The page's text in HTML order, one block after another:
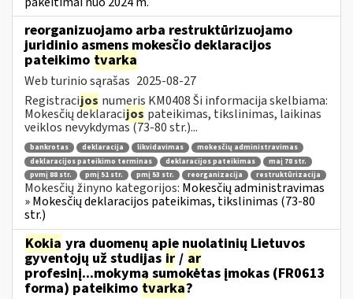
reorganizuojamo arba restruktūrizuojamo
juridinio asmens mokesčio deklaracijos
pateikimo tvarka
Web turinio sąrašas 2025-08-27
Registracijos numeris KM0408 Ši informacija skelbiama:
Mokesčių deklaracijos pateikimas, tikslinimas, laikinas
veiklos nevykdymas (73-80 str.)...
bankrotas deklaracija likvidavimas
mokesčių administravimas
deklaracijos pateikimo terminas
deklaracijos pateikimas
maį 78 str.
pvmį 88 str.
pmį 51 str. pmį 53 str. reorganizacija restruktūrizacija
Mokesčių žinyno kategorijos: Mokesčių administravimas
» Mokesčių deklaracijos pateikimas, tikslinimas (73-80
str.)
Kokia yra duomenų apie nuolatinių Lietuvos
gyventojų už studijas ir / ar
profesinį...mokymą sumokėtas įmokas (FR0613
forma) pateikimo tvarka?